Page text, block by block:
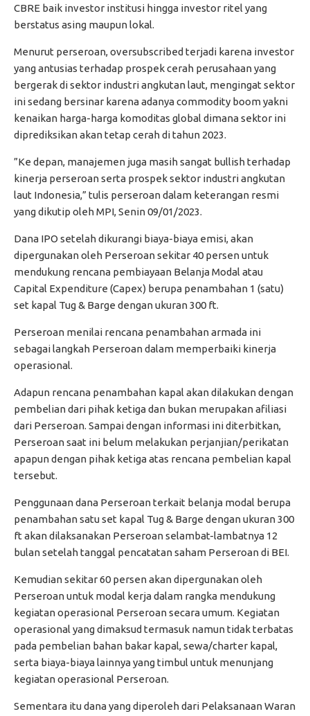
CBRE baik investor institusi hingga investor ritel yang
berstatus asing maupun lokal.
Menurut perseroan, oversubscribed terjadi karena investor
yang antusias terhadap prospek cerah perusahaan yang
bergerak di sektor industri angkutan laut, mengingat sektor
ini sedang bersinar karena adanya commodity boom yakni
kenaikan harga-harga komoditas global dimana sektor ini
diprediksikan akan tetap cerah di tahun 2023.
”Ke depan, manajemen juga masih sangat bullish terhadap
kinerja perseroan serta prospek sektor industri angkutan
laut Indonesia,” tulis perseroan dalam keterangan resmi
yang dikutip oleh MPI, Senin 09/01/2023.
Dana IPO setelah dikurangi biaya-biaya emisi, akan
dipergunakan oleh Perseroan sekitar 40 persen untuk
mendukung rencana pembiayaan Belanja Modal atau
Capital Expenditure (Capex) berupa penambahan 1 (satu)
set kapal Tug & Barge dengan ukuran 300 ft.
Perseroan menilai rencana penambahan armada ini
sebagai langkah Perseroan dalam memperbaiki kinerja
operasional.
Adapun rencana penambahan kapal akan dilakukan dengan
pembelian dari pihak ketiga dan bukan merupakan afiliasi
dari Perseroan. Sampai dengan informasi ini diterbitkan,
Perseroan saat ini belum melakukan perjanjian/perikatan
apapun dengan pihak ketiga atas rencana pembelian kapal
tersebut.
Penggunaan dana Perseroan terkait belanja modal berupa
penambahan satu set kapal Tug & Barge dengan ukuran 300
ft akan dilaksanakan Perseroan selambat-lambatnya 12
bulan setelah tanggal pencatatan saham Perseroan di BEI.
Kemudian sekitar 60 persen akan dipergunakan oleh
Perseroan untuk modal kerja dalam rangka mendukung
kegiatan operasional Perseroan secara umum. Kegiatan
operasional yang dimaksud termasuk namun tidak terbatas
pada pembelian bahan bakar kapal, sewa/charter kapal,
serta biaya-biaya lainnya yang timbul untuk menunjang
kegiatan operasional Perseroan.
Sementara itu dana yang diperoleh dari Pelaksanaan Waran